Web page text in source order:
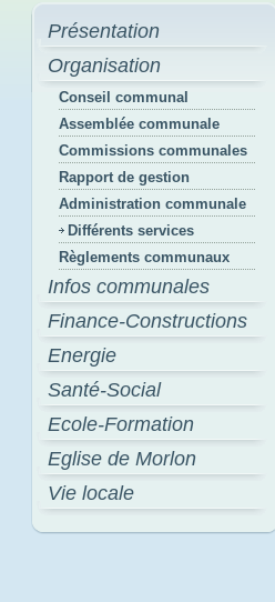
Présentation
Organisation
Conseil communal
Assemblée communale
Commissions communales
Rapport de gestion
Administration communale
Différents services
Règlements communaux
Infos communales
Finance-Constructions
Energie
Santé-Social
Ecole-Formation
Eglise de Morlon
Vie locale